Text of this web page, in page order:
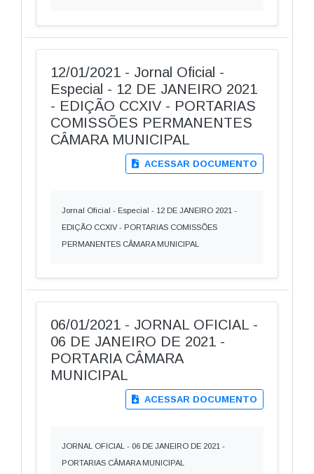
12/01/2021 - Jornal Oficial -
Especial - 12 DE JANEIRO 2021
- EDIÇÃO CCXIV - PORTARIAS
COMISSÕES PERMANENTES
CÂMARA MUNICIPAL
ACESSAR DOCUMENTO
Jornal Oficial - Especial - 12 DE JANEIRO 2021 -
EDIÇÃO CCXIV - PORTARIAS COMISSÕES
PERMANENTES CÂMARA MUNICIPAL
06/01/2021 - JORNAL OFICIAL -
06 DE JANEIRO DE 2021 -
PORTARIA CÂMARA
MUNICIPAL
ACESSAR DOCUMENTO
JORNAL OFICIAL - 06 DE JANEIRO DE 2021 -
PORTARIAS CÂMARA MUNICIPAL